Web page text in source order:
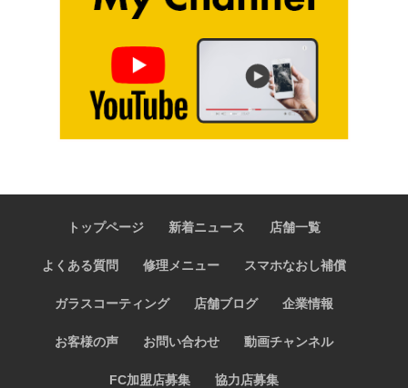
トップページ 新着ニュース 店舗一覧
よくある質問 修理メニュー スマホなおし補償
ガラスコーティング 店舗ブログ 企業情報
お客様の声 お問い合わせ 動画チャンネル
FC加盟店募集 協力店募集